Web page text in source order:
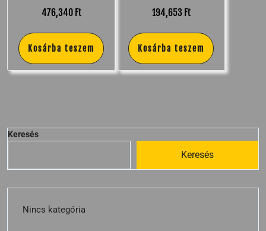
476,340 Ft
Kosárba teszem
194,653 Ft
Kosárba teszem
Keresés
Keresés
Nincs kategória